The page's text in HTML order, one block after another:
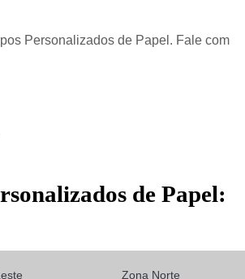
Personalizados de Papel. Fale com
de Papel:
Zona Norte